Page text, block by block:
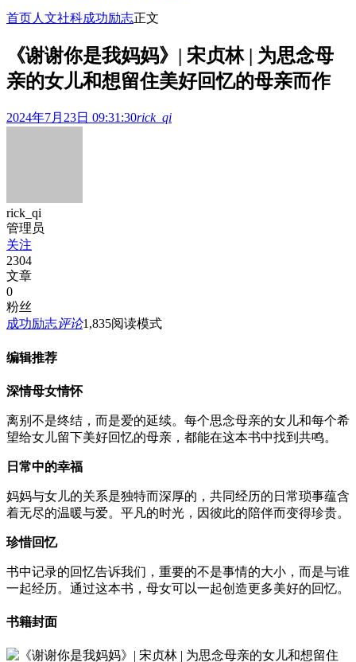
首页人文社科成功励志正文
《谢谢你是我妈妈》| 宋贞林 | 为思念母
亲的女儿和想留住美好回忆的母亲而作
2024年7月23日 09:31:30rick_qi
rick_qi
管理员
关注
2304
文章
0
粉丝
成功励志评论1,835阅读模式
编辑推荐
深情母女情怀
离别不是终结，而是爱的延续。每个思念母亲的女儿和每个希
望给女儿留下美好回忆的母亲，都能在这本书中找到共鸣。
日常中的幸福
妈妈与女儿的关系是独特而深厚的，共同经历的日常琐事蕴含
着无尽的温暖与爱。平凡的时光，因彼此的陪伴而变得珍贵。
珍惜回忆
书中记录的回忆告诉我们，重要的不是事情的大小，而是与谁
一起经历。通过这本书，母女可以一起创造更多美好的回忆。
书籍封面